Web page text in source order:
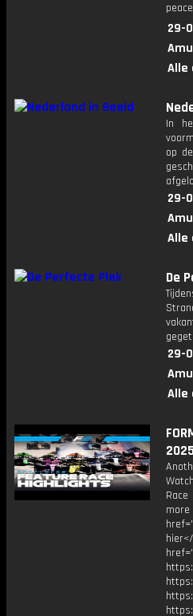
29-
Alle
In
op
29-
Alle
De
29-
Alle